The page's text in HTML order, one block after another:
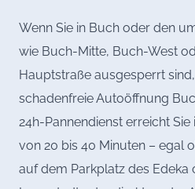
Wenn Sie in Buch oder den
wie Buch-Mitte, Buch-West
Hauptstraße ausgesperrt
schadenfreie Autoöffnung
24h-Pannendienst erreicht
von 20 bis 40 Minuten – egal
auf dem Parkplatz des Edeka